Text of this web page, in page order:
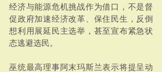
经济与能源危机挑战作为借口，不是督
促政府加速经济改革、保住民生，反倒
想利用展延民主选举，甚至宣布紧急状
态逃避选民。
巫统最高理事阿末玛斯兰表示将提呈动